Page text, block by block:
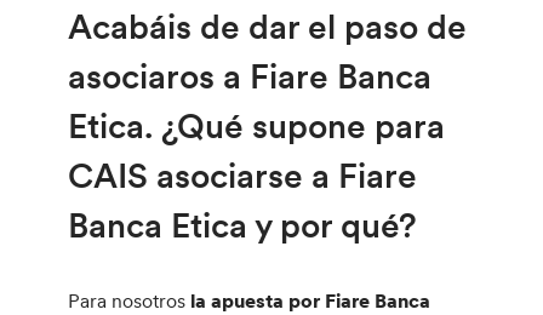
Acabáis de dar el paso de
asociaros a Fiare Banca
Etica. ¿Qué supone para
CAIS asociarse a Fiare
Banca Etica y por qué?
Para nosotros la apuesta por Fiare Banca